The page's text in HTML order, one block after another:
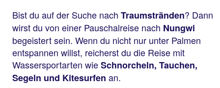
Bist du auf der Suche nach Traumstränden? Dann
wirst du von einer Pauschalreise nach Nungwi
begeistert sein. Wenn du nicht nur unter Palmen
entspannen willst, reicherst du die Reise mit
Wassersportarten wieSchnorcheln, Tauchen,
Segeln und Kitesurfen an.